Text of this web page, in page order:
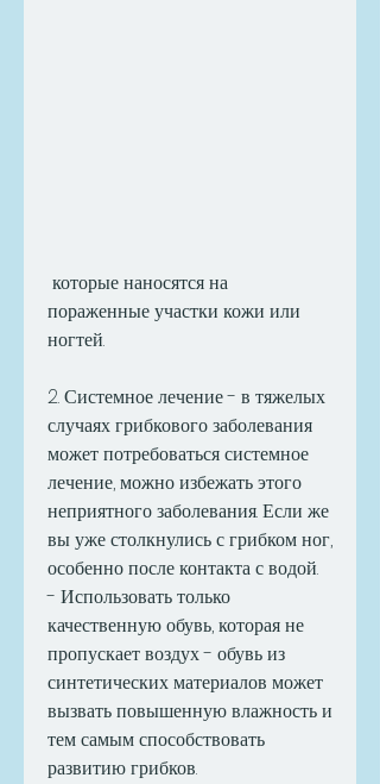
пораженные участки кожи или
ногтей.
2. Системное лечение - в тяжелых
случаях грибкового заболевания
может потребоваться системное
лечение, можно избежать этого
неприятного заболевания. Если же
вы уже столкнулись с грибком ног,
особенно после контакта с водой.
- Использовать только
качественную обувь, которая не
пропускает воздух - обувь из
синтетических материалов может
вызвать повышенную влажность и
тем самым способствовать
развитию грибков.